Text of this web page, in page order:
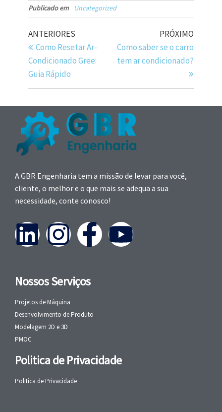
Publicado em Uncategorized
ANTERIORES
Como Resetar Ar-
Condicionado Gree:
Guia Rápido
PRÓXIMO
Como saber se o carro
tem ar condicionado?
A GBR Engenharia tem a missão de levar para você,
cliente, o melhor e o que mais se adequa a sua
necessidade, conte conosco!
Nossos Serviços
Projetos de Máquina
Desenvolvimento de Produto
Modelagem 2D e 3D
PMOC
Politica de Privacidade
Politica de Privacidade